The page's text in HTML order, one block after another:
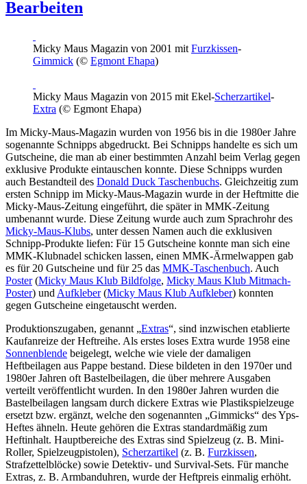
Bearbeiten
Micky Maus Magazin von 2001 mitFurzkissen-
Gimmick (© Egmont Ehapa)
Micky Maus Magazin von 2015 mit Ekel-Scherzartikel-
Extra (© Egmont Ehapa)
Im Micky-Maus-Magazin wurden von 1956 bis in die 1980er Jahre
sogenannte Schnipps abgedruckt. Bei Schnipps handelte es sich um
Gutscheine, die man ab einer bestimmten Anzahl beim Verlag gegen
exklusive Produkte eintauschen konnte. Diese Schnipps wurden
auch Bestandteil des Donald Duck Taschenbuchs. Gleichzeitig zum
ersten Schnipp im Micky-Maus-Magazin wurde in der Heftmitte die
Micky-Maus-Zeitung eingeführt, die später in MMK-Zeitung
umbenannt wurde. Diese Zeitung wurde auch zum Sprachrohr des
Micky-Maus-Klubs, unter dessen Namen auch die exklusiven
Schnipp-Produkte liefen: Für 15 Gutscheine konnte man sich eine
MMK-Klubnadel schicken lassen, einen MMK-Ärmelwappen gab
es für 20 Gutscheine und für 25 das MMK-Taschenbuch. Auch
Poster(Micky Maus Klub Bildfolge, Micky Maus Klub Mitmach-
Poster) undAufkleber(Micky Maus Klub Aufkleber) konnten
gegen Gutscheine eingetauscht werden.
Produktionszugaben, genannt „Extras“, sind inzwischen etablierte
Kaufanreize der Heftreihe. Als erstes loses Extra wurde 1958 eine
Sonnenblende beigelegt, welche wie viele der damaligen
Heftbeilagen aus Pappe bestand. Diese bildeten in den 1970er und
1980er Jahren oft Bastelbeilagen, die über mehrere Ausgaben
verteilt veröffentlicht wurden. In den 1980er Jahren wurden die
Bastelbeilagen langsam durch dickere Extras wie Plastikspielzeuge
ersetzt bzw. ergänzt, welche den sogenannten „Gimmicks“ des Yps-
Heftes ähneln. Heute gehören die Extras standardmäßig zum
Heftinhalt. Hauptbereiche des Extras sind Spielzeug (z. B. Mini-
Roller, Spielzeugpistolen), Scherzartikel (z. B. Furzkissen,
Strafzettelblöcke) sowie Detektiv- und Survival-Sets. Für manche
Extras, z. B. Armbanduhren, wurde der Heftpreis einmalig erhöht.